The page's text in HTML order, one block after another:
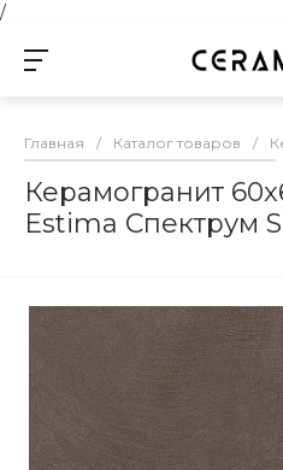
/
Главная / Каталог товаров /
Керамогранит
Estima Спектрум